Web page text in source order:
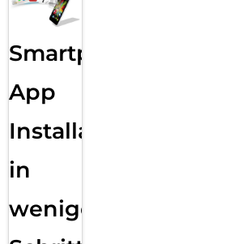
Smartphone
App
Installation
in
wenigen